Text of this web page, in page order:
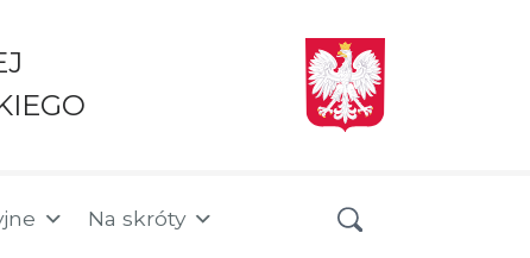
Na skróty